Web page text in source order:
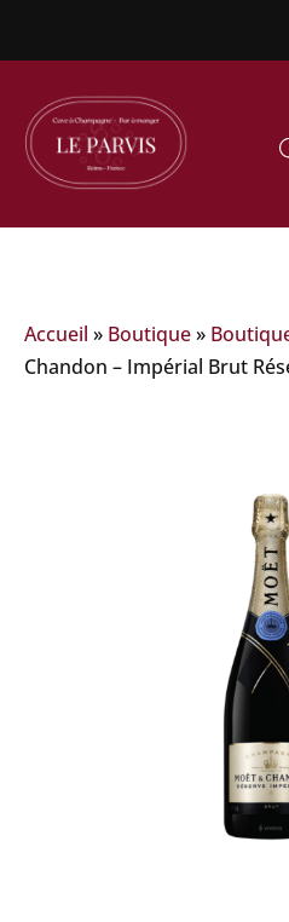
Accueil » Boutique»
Chandon – Impérial Brut